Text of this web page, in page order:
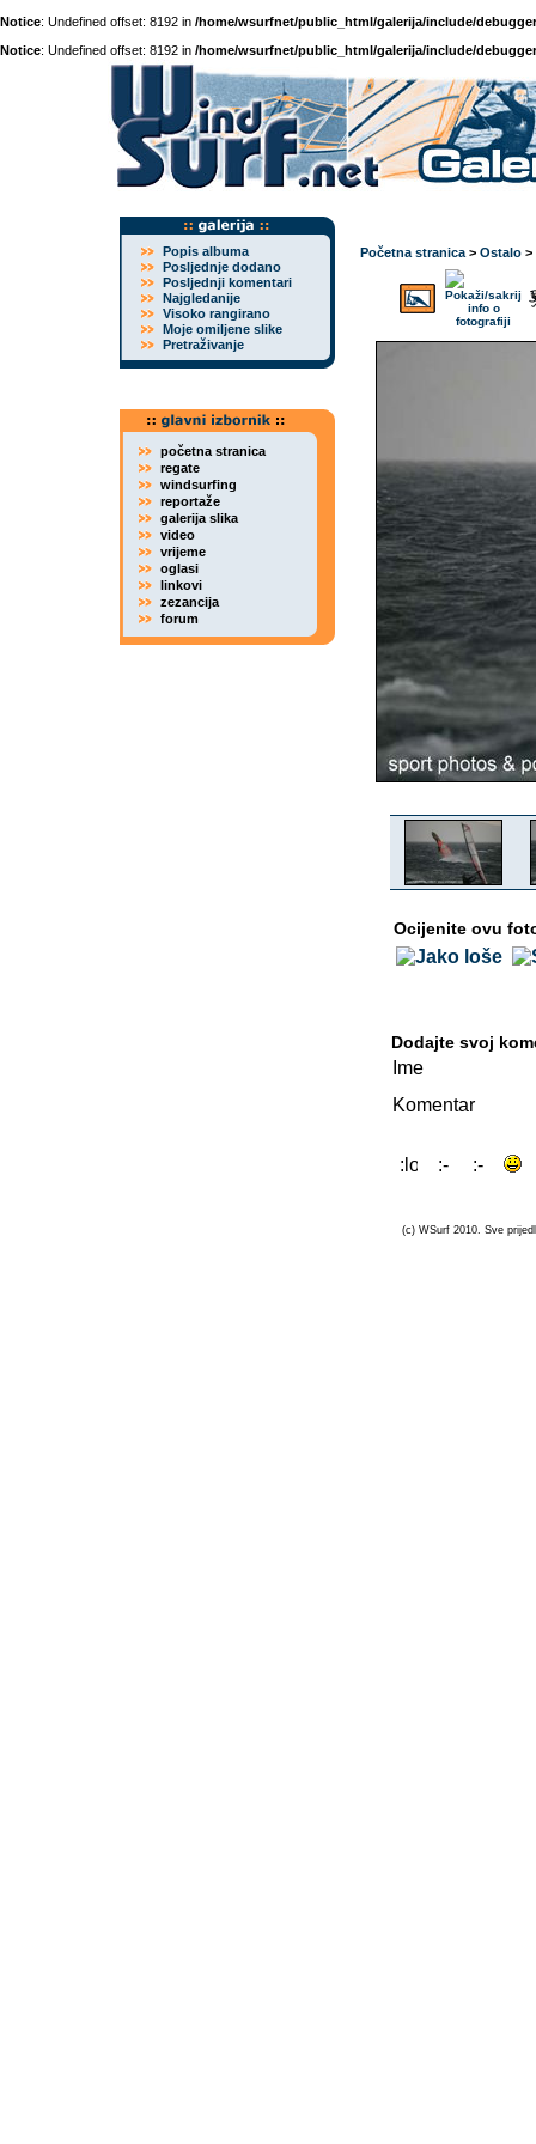
Notice: Undefined offset: 8192 in /home/wsurfnet/public_html/galerija/include/
Notice: Undefined offset: 8192 in /home/wsurfnet/public_html/galerija/include/
Popis albuma
Posljednje dodano
Posljednji komentari
Najgledanije
Visoko rangirano
Moje omiljene slike
Pretraživanje
početna stranica
regate
windsurfing
reportaže
galerija slika
video
vrijeme
oglasi
linkovi
zezancija
forum
Početna stranica > Ostalo >
Ocijenite ovu
Dodajte svoj
Ime
Komentar
(c) WSurf 2010. Sve